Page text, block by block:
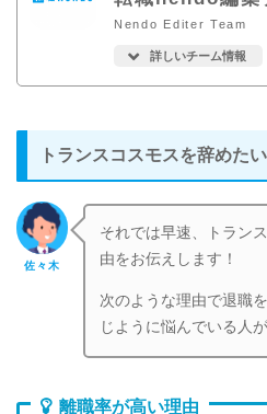
Nendo Editer Team
詳しいチーム情報
トランスコスモスを辞めた
佐々木
それでは早速、トラン
由をお伝えします！
次のような理由で退職
じように悩んでいる人
離職率が高い理由